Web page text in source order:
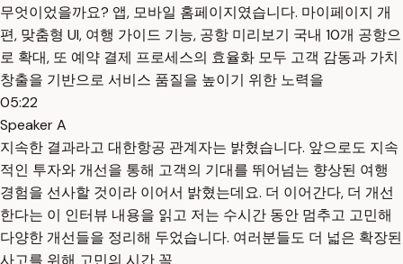
무엇이었을까요? 앱, 모바일 홈페이지였습니다. 마이페이지 개
편, 맞춤형 UI, 여행 가이드 기능, 공항 미리보기 국내 10개 공항으
로 확대, 또 예약 결제 프로세스의 효율화 모두 고객 감동과 가치
창출을 기반으로 서비스 품질을 높이기 위한 노력을
05:22
Speaker A
지속한 결과라고 대한항공 관계자는 밝혔습니다. 앞으로도 지속
적인 투자와 개선을 통해 고객의 기대를 뛰어넘는 향상된 여행
경험을 선사할 것이라 이어서 밝혔는데요. 더 이어간다, 더 개선
한다는 이 인터뷰 내용을 읽고 저는 수시간 동안 멈추고 고민해
다양한 개선들을 정리해 두었습니다. 여러분들도 더 넓은 확장된
사고를 위해 고민의 시간 꼭